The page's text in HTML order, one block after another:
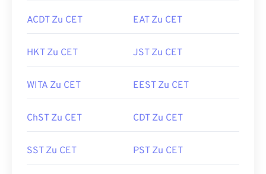
ACDT Zu CET EAT Zu CET
HKT Zu CET JST Zu CET
WITA Zu CET EEST Zu CET
ChST Zu CET CDT Zu CET
SST Zu CET PST Zu CET